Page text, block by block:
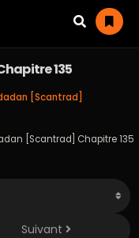
135
[Scantrad]
[Scantrad] Chapitre 135
Suivant